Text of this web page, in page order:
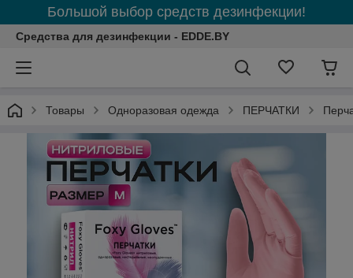
Большой выбор средств дезинфекции!
Средства для дезинфекции - EDDE.BY
Товары Одноразовая одежда ПЕРЧАТКИ